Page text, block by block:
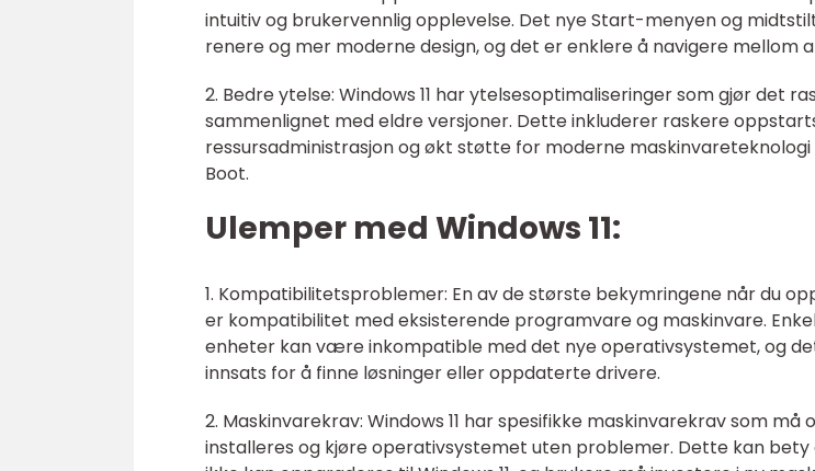
intuitiv og brukervennlig opplevelse. Det nye Start-menyen og
renere og mer moderne design, og det er enklere å navigere mellom
2. Bedre ytelse: Windows 11 har ytelsesoptimaliseringer som gjør det
sammenlignet med eldre versjoner. Dette inkluderer raskere
ressursadministrasjon og økt støtte for moderne maskinvareteknologi
Boot.
Ulemper med Windows 11:
1. Kompatibilitetsproblemer: En av de største bekymringene når du
er kompatibilitet med eksisterende programvare og maskinvare.
enheter kan være inkompatible med det nye operativsystemet, og
innsats for å finne løsninger eller oppdaterte drivere.
2. Maskinvarekrav: Windows 11 har spesifikke maskinvarekrav som må
installeres og kjøre operativsystemet uten problemer. Dette kan